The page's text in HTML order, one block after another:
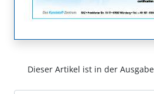
Dieser Artikel ist in der